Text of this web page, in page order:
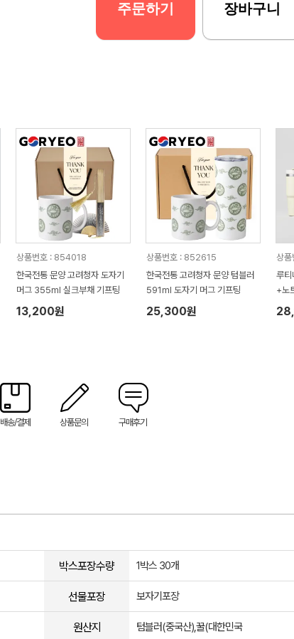
주문하기 장바구니
상품번호 : 854018
한국전통 문양 고려청자 도자기
머그 355ml 실크부채 기프팅
13,200원
상품번호 : 852615
한국전통 고려청자 문양 텀블러
591ml 도자기 머그 기프팅
25,300원
상
루티
+노
터리
배송/결제 상품문의 구매후기
박스포장수량 1박스 30개
선물포장 보자기포장
원산지 텀블러(중국산),꿀(대한민국